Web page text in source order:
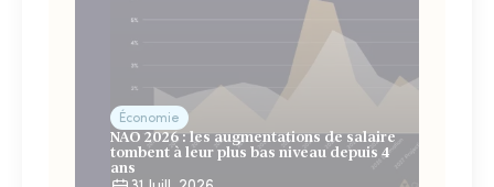
Économie
NAO 2026 : les augmentations de salaire
tombent à leur plus bas niveau depuis 4
ans